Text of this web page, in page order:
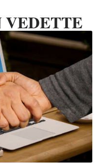
VEDETTE